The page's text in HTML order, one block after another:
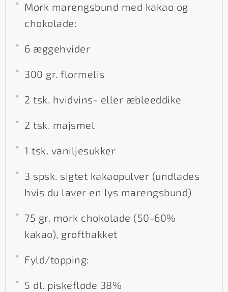
Mørk marengsbund med kakao og
chokolade:
6 æggehvider
300 gr. flormelis
2 tsk. hvidvins- eller æbleeddike
2 tsk. majsmel
1 tsk. vaniljesukker
3 spsk. sigtet kakaopulver (undlades
hvis du laver en lys marengsbund)
75 gr. mørk chokolade (50-60%
kakao), grofthakket
Fyld/topping:
5 dl. piskefløde 38%